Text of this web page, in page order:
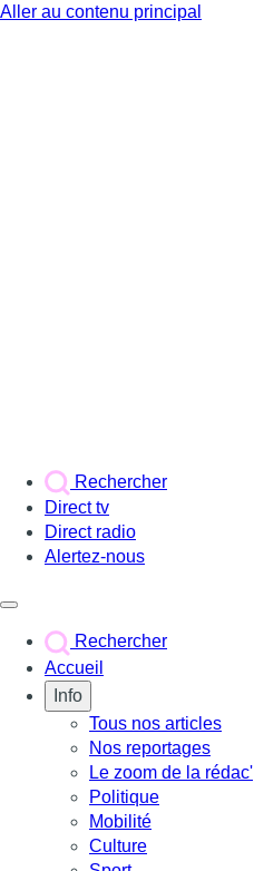
Aller au contenu principal
Rechercher
Direct tv
Direct radio
Alertez-nous
Rechercher
Accueil
Info
Tous nos articles
Nos reportages
Le zoom de la rédac'
Politique
Mobilité
Culture